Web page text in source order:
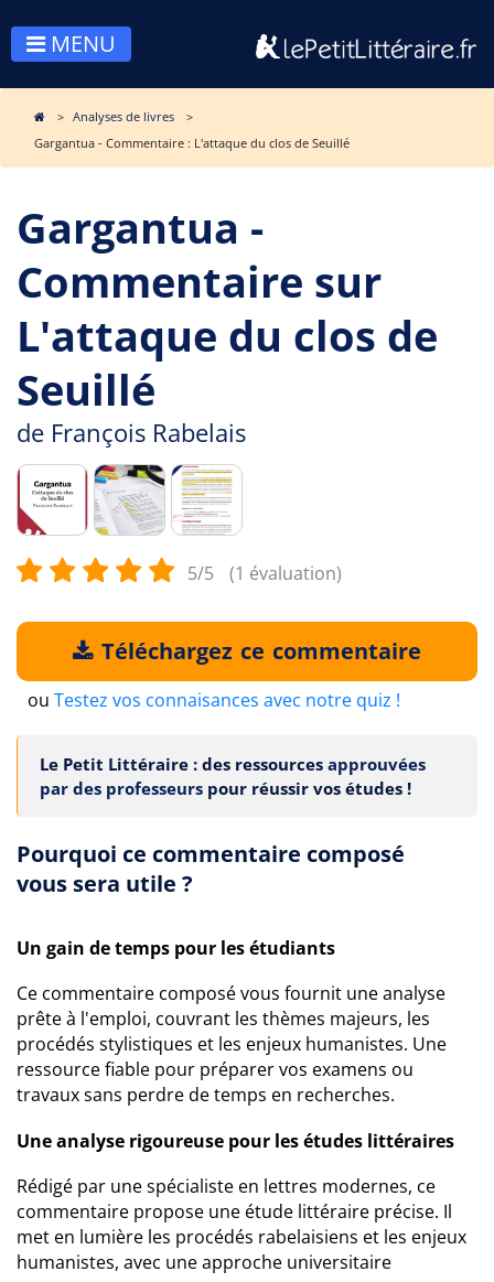
MENU
Analyses de livres
Gargantua - Commentaire : L'attaque du clos de Seuillé
Gargantua -
Commentaire sur
L'attaque du clos de
Seuillé
de François Rabelais
5/5 (1 évaluation)
Téléchargez ce commentaire
ou Testez vos connaisances avec notre quiz !
Le Petit Littéraire : des ressources approuvées
par des professeurs pour réussir vos études !
Pourquoi ce commentaire composé
vous sera utile ?
Un gain de temps pour les étudiants
Ce commentaire composé vous fournit une analyse
prête à l'emploi, couvrant les thèmes majeurs, les
procédés stylistiques et les enjeux humanistes. Une
ressource fiable pour préparer vos examens ou
travaux sans perdre de temps en recherches.
Une analyse rigoureuse pour les études littéraires
Rédigé par une spécialiste en lettres modernes, ce
commentaire propose une étude littéraire précise. Il
met en lumière les procédés rabelaisiens et les enjeux
humanistes, avec une approche universitaire